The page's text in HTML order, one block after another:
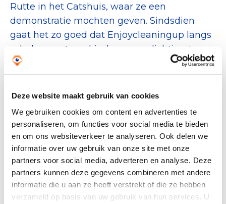
Deze website maakt gebruik van cookies
We gebruiken cookies om content en advertenties te
personaliseren, om functies voor social media te bieden
en om ons websiteverkeer te analyseren. Ook delen we
informatie over uw gebruik van onze site met onze
partners voor social media, adverteren en analyse. Deze
partners kunnen deze gegevens combineren met andere
informatie die u aan ze heeft verstrekt of die ze hebben
verzameld op basis van uw gebruik van hun services. U
Rutte in het Catshuis, waar ze een
demonstratie mochten geven. Sindsdien
gaat het zo goed dat Enjoycleaningup langs
scholen gaat om kinderen voorlichting te
geven. Op de scholen vertelt de stichting
over hoeveel dieren ziek worden of zelfs
overlijden door zwerfafval.
Hiermee wil de foundation kinderen van
jongs af aan meegeven hoeveel dieren
gered kunnen worden door afval op te
ruimen. Alex van Eck: “We krijgen weken of
maanden later berichten van kinderen met
de boodschap dat ze 100.000 dieren hebben